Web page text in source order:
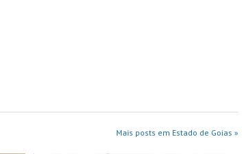
Mais posts em Estado de Goias »